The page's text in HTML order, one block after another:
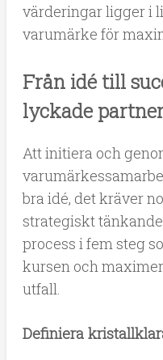
värderingar ligger i
varumärke för
Från idé till
lyckade
Att initiera och
bra idé, det kräver
strategiskt
process i fem steg
kursen och
utfall.
Definiera